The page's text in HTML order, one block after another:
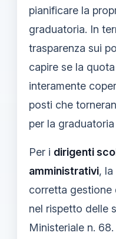
pianificare la
graduatoria. In
trasparenza sui
capire se la
interamente
posti che
per la
Per i dirigenti
amministrativi, la
corretta gestione
nel rispetto delle
Ministeriale n.